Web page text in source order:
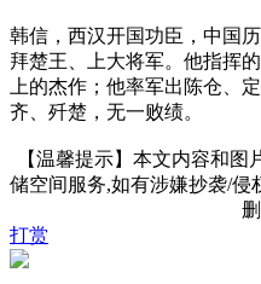
韩信，西汉开国功臣，中国
拜楚王、上大将军。他指挥
上的杰作；他率军出陈仓、
齐、歼楚，无一败绩。
【温馨提示】本文内容和
储空间服务,如有涉嫌抄袭/侵
打赏